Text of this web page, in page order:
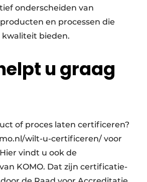
onderscheiden van
en processen die
bieden.
u graag
of proces laten certificeren?
wilt-u-certificeren/ voor
vindt u ook de
KOMO. Dat zijn certificatie-